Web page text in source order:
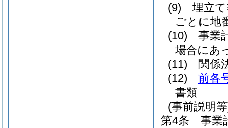
(9)
埋立
ごとに地
(10)
事業
場合にあ
(11)
関係
(12)
前各
書類
(事前説明
第4条
事業